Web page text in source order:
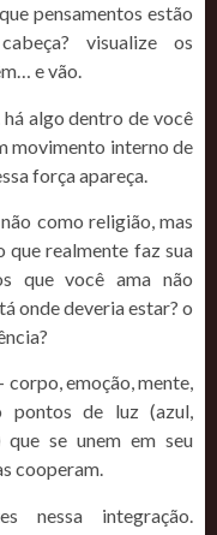
pensamentos estão
visualize os
e vão.
algo dentro de você
movimento interno de
força apareça.
como religião, mas
que realmente faz sua
que você ama não
onde deveria estar? o
emoção, mente,
de luz (azul,
que se unem em seu
cooperam.
nessa integração.